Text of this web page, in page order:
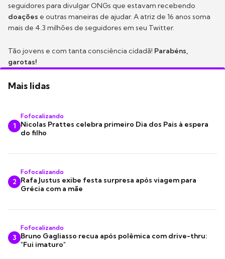
seguidores para divulgar ONGs que estavam recebendo
doações e outras maneiras de ajudar. A atriz de 16 anos soma
mais de 4.3 milhões de seguidores em seu Twitter.
Tão jovens e com tanta consciência cidadã! Parabéns,
garotas!
Mais lidas
1
Fofocalizando
Nicolas Prattes celebra primeiro Dia dos Pais à espera
do filho
2
Fofocalizando
Rafa Justus exibe festa surpresa após viagem para
Grécia com a mãe
3
Fofocalizando
Bruno Gagliasso recua após polêmica com drive-thru:
"Fui imaturo"